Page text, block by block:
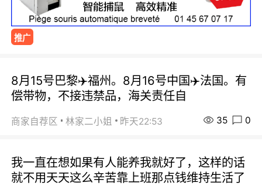
推广
8月15号巴黎✈️福州。8月16号中国✈️法国。有
偿带物，不接违禁品，海关责任自
商家自荐区 林家二小姐 昨天22:53 35 0
我一直在想如果有人能养我就好了，这样的话
就不用天天这么辛苦靠上班那点钱维持生活了